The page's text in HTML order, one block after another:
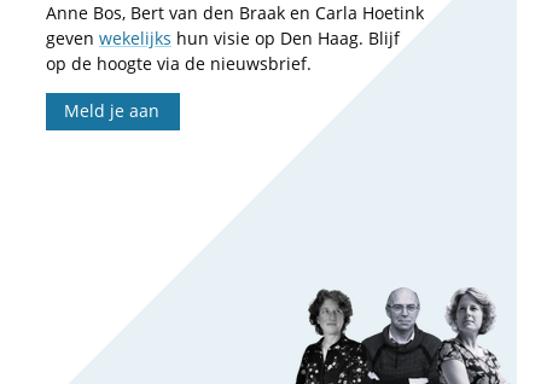
Anne Bos, Bert van den Braak en Carla Hoetink
geven wekelijks hun visie op Den Haag. Blijf
op de hoogte via de nieuwsbrief.
Meld je aan